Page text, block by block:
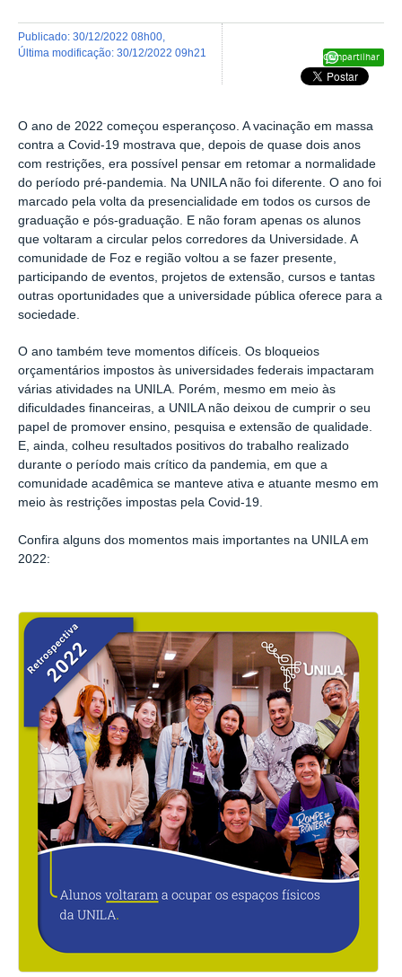
Compartilhar
publicado: 30/12/2022 08h00
última modificação: 30/12/2022 09h21
O ano de 2022 começou esperançoso. A vacinação em massa
contra a Covid-19 mostrava que, depois de quase dois anos
com restrições, era possível pensar em retomar a normalidade
do período pré-pandemia. Na UNILA não foi diferente. O ano foi
marcado pela volta da presencialidade em todos os cursos de
graduação e pós-graduação. E não foram apenas os alunos
que voltaram a circular pelos corredores da Universidade. A
comunidade de Foz e região voltou a se fazer presente,
participando de eventos, projetos de extensão, cursos e tantas
outras oportunidades que a universidade pública oferece para a
sociedade.
O ano também teve momentos difíceis. Os bloqueios
orçamentários impostos às universidades federais impactaram
várias atividades na UNILA. Porém, mesmo em meio às
dificuldades financeiras, a UNILA não deixou de cumprir o seu
papel de promover ensino, pesquisa e extensão de qualidade.
E, ainda, colheu resultados positivos do trabalho realizado
durante o período mais crítico da pandemia, em que a
comunidade acadêmica se manteve ativa e atuante mesmo em
meio às restrições impostas pela Covid-19.
Confira alguns dos momentos mais importantes na UNILA em
2022: